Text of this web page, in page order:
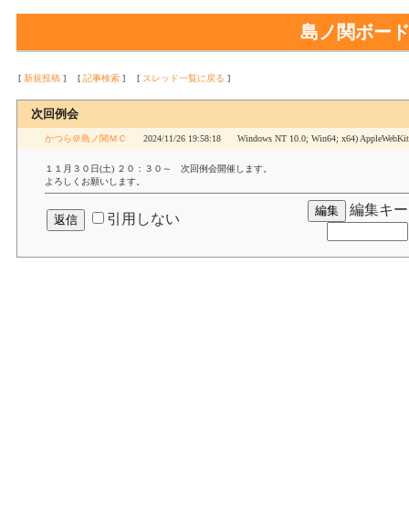
島ノ関ボー
[ 新規投稿 ] [ 記事検索 ] [ スレッド一覧に戻る ]
次回例会
かつら＠島ノ関ＭＣ 2024/11/26 19:58:18 Windows NT 10.0; Win64; x64)
１１月３０日(土) ２０：３０～ 次回例会開催します。
よろしくお願いします。
引用しない
編集キー